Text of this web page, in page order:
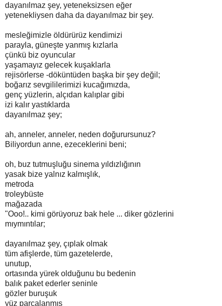
dayanılmaz şey, yeteneksizsen eğer
yetenekliysen daha da dayanılmaz bir şey.
mesleğimizle öldürürüz kendimizi
parayla, güneşte yanmış kızlarla
çünkü biz oyuncular
yaşamayız gelecek kuşaklarla
rejisörlerse -döküntüden başka bir şey değil;
boğarız sevgililerimizi kucağımızda,
genç yüzlerin, alçıdan kalıplar gibi
izi kalır yastıklarda
dayanılmaz şey;
ah, anneler, anneler, neden doğurursunuz?
Biliyordun anne, ezeceklerini beni;
oh, buz tutmuşluğu sinema yıldızlığının
yasak bize yalnız kalmışlık,
metroda
troleybüste
mağazada
"Ooo!.. kimi görüyoruz bak hele ... diker gözlerini
mıymıntılar;
dayanılmaz şey, çıplak olmak
tüm afişlerde, tüm gazetelerde,
unutup,
ortasında yürek olduğunu bu bedenin
balık paket ederler seninle
gözler buruşuk
yüz parçalanmış